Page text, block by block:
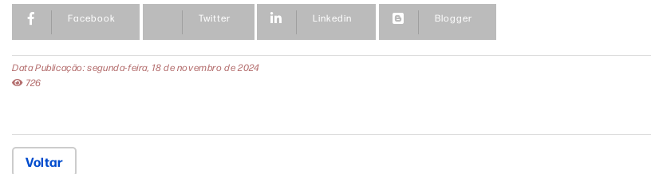
Facebook Twitter Linkedin Blogger
Data Publicação: segunda-feira, 18 de novembro de 2024
726
Voltar